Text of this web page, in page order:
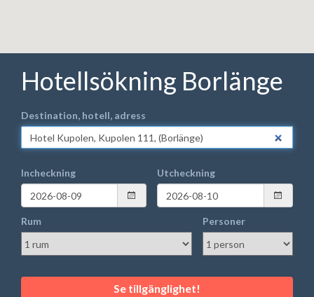
Hotellsökning Borlänge
Destination, hotell, adress
Incheckning Utcheckning
Rum Personer
Se tillgänglighet!